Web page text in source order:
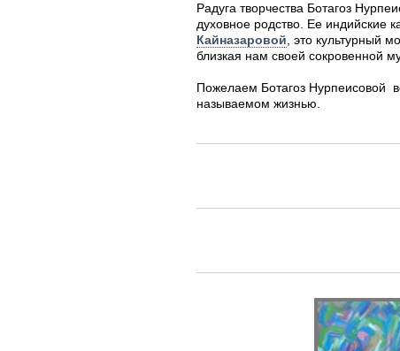
Радуга творчества Ботагоз
духовное родство. Ее индийские
Кайназаровой , это культурный
близкая нам своей сокровенной
Пожелаем Ботагоз Нурпеисовой
называемом жизнью.